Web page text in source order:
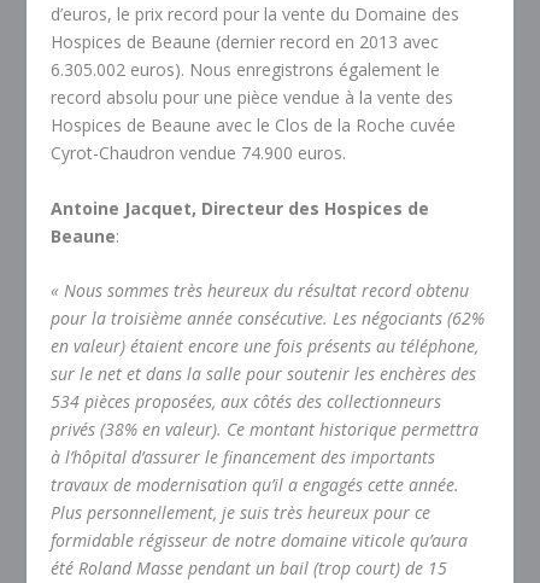
d’euros, le prix record pour la vente du Domaine des
Hospices de Beaune (dernier record en 2013 avec
6.305.002 euros). Nous enregistrons également le
record absolu pour une pièce vendue à la vente des
Hospices de Beaune avec le Clos de la Roche cuvée
Cyrot-Chaudron vendue 74.900 euros.
Antoine Jacquet, Directeur des Hospices de
Beaune:
« Nous sommes très heureux du résultat record obtenu
pour la troisième année consécutive. Les négociants (62%
en valeur) étaient encore une fois présents au téléphone,
sur le net et dans la salle pour soutenir les enchères des
534 pièces proposées, aux côtés des collectionneurs
privés (38% en valeur). Ce montant historique permettra
à l’hôpital d’assurer le financement des importants
travaux de modernisation qu’il a engagés cette année.
Plus personnellement, je suis très heureux pour ce
formidable régisseur de notre domaine viticole qu’aura
été Roland Masse pendant un bail (trop court) de 15